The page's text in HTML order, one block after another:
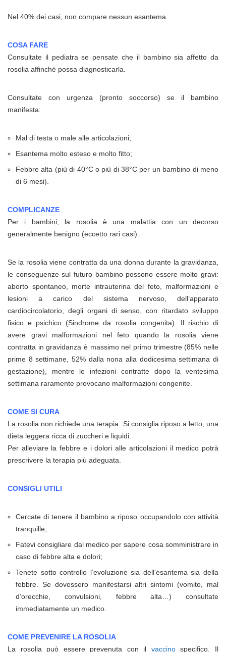
Nel 40% dei casi, non compare nessun esantema.
COSA FARE
Consultate il pediatra se pensate che il bambino sia affetto da
rosolia affinché possa diagnosticarla.
Consultate con urgenza (pronto soccorso) se il bambino
manifesta:
Mal di testa o male alle articolazioni;
Esantema molto esteso e molto fitto;
Febbre alta (più di 40°C o più di 38°C per un bambino di meno
di 6 mesi).
COMPLICANZE
Per i bambini, la rosolia è una malattia con un decorso
generalmente benigno (eccetto rari casi).
Se la rosolia viene contratta da una donna durante la gravidanza,
le conseguenze sul futuro bambino possono essere molto gravi:
aborto spontaneo, morte intrauterina del feto, malformazioni e
lesioni a carico del sistema nervoso, dell’apparato
cardiocircolatorio, degli organi di senso, con ritardato sviluppo
fisico e psichico (Sindrome da rosolia congenita). Il rischio di
avere gravi malformazioni nel feto quando la rosolia viene
contratta in gravidanza è massimo nel primo trimestre (85% nelle
prime 8 settimane, 52% dalla nona alla dodicesima settimana di
gestazione), mentre le infezioni contratte dopo la ventesima
settimana raramente provocano malformazioni congenite.
COME SI CURA
La rosolia non richiede una terapia. Si consiglia riposo a letto, una
dieta leggera ricca di zuccheri e liquidi.
Per alleviare la febbre e i dolori alle articolazioni il medico potrà
prescrivere la terapia più adeguata.
CONSIGLI UTILI
Cercate di tenere il bambino a riposo occupandolo con attività
tranquille;
Fatevi consigliare dal medico per sapere cosa somministrare in
caso di febbre alta e dolori;
Tenete sotto controllo l’evoluzione sia dell’esantema sia della
febbre. Se dovessero manifestarsi altri sintomi (vomito, mal
d’orecchie, convulsioni, febbre alta…) consultate
immediatamente un medico.
COME PREVENIRE LA ROSOLIA
La rosolia può essere prevenuta con il vaccinospecifico. Il